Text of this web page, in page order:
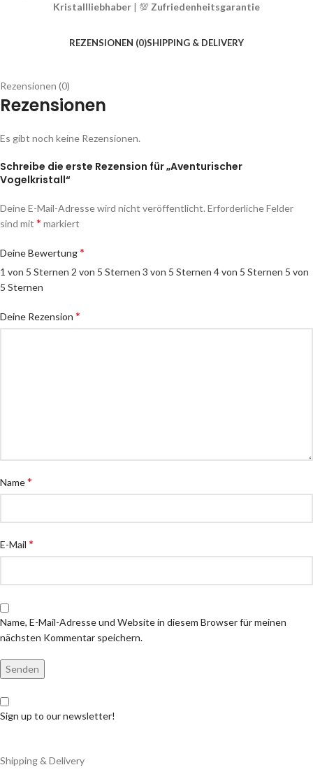
Kristallliebhaber | 💯 Zufriedenheitsgarantie
REZENSIONEN (0)SHIPPING & DELIVERY
Rezensionen (0)
Rezensionen
Es gibt noch keine Rezensionen.
Schreibe die erste Rezension für „Aventurischer
Vogelkristall“
Deine E-Mail-Adresse wird nicht veröffentlicht. Erforderliche Felder
sind mit * markiert
Deine Bewertung*
1 von 5 Sternen 2 von 5 Sternen 3 von 5 Sternen 4 von 5 Sternen 5 von
5 Sternen
Deine Rezension *
Name*
E-Mail *
Name, E-Mail-Adresse und Website in diesem Browser für meinen
nächsten Kommentar speichern.
Sign up to our newsletter!
Shipping & Delivery